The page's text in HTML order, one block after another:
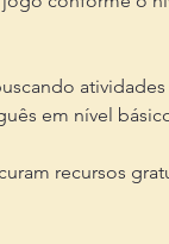
em nível
recursos